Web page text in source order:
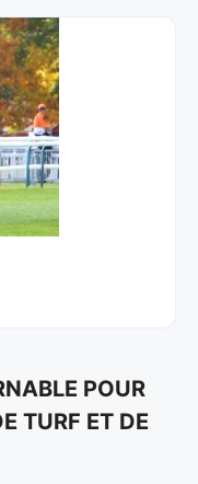
POUR
TURF ET DE